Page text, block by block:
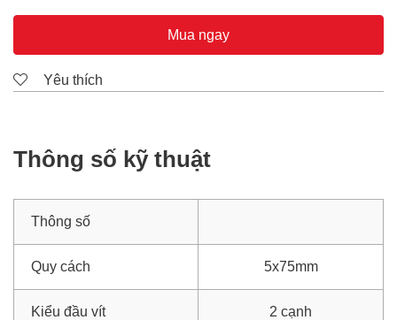
Mua ngay
Yêu thích
Thông số kỹ thuật
Thông số
Quy cách 5x75mm
Kiểu đầu vít 2 cạnh